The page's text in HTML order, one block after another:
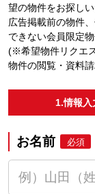
望の物件をお探しい
広告掲載前の物件
できない会員限定
(※希望物件リクエ
物件の閲覧・資料
1.情報入
お名前 必須